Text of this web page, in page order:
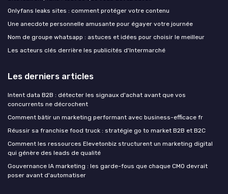
Onlyfans leaks sites : comment protéger votre contenu
Une anecdote personnelle amusante pour égayer votre journée
Nom de groupe whatsapp : astuces et idées pour choisir le meilleur
Les acteurs clés derrière les publicités d'Intermarché
Les derniers articles
Intent data B2B : détecter les signaux d'achat avant que vos
concurrents ne décrochent
Comment bâtir un marketing performant avec business-efficace fr
Réussir sa franchise food truck : stratégie go to market B2B et B2C
Comment les ressources Elevetonbiz structurent un marketing digital
qui génère des leads de qualité
Gouvernance IA marketing : les garde-fous que chaque CMO devrait
poser avant d'automatiser